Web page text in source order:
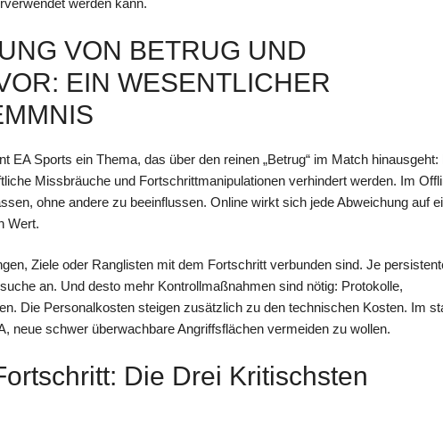
werden kann.
VON BETRUG UND
EIN WESENTLICHER
EA Sports ein Thema, das über den reinen „Betrug“ im Match hinausgeht:
Missbräuche und Fortschrittmanipulationen verhindert werden. Im
ohne andere zu beeinflussen. Online wirkt sich jede Abweichung auf
Wert.
Ziele oder Ranglisten mit dem Fortschritt verbunden sind. Je
an. Und desto mehr Kontrollmaßnahmen sind nötig: Protokolle,
Die Personalkosten steigen zusätzlich zu den technischen Kosten. Im
neue schwer überwachbare Angriffsflächen vermeiden zu wollen.
Die Drei Kritischsten